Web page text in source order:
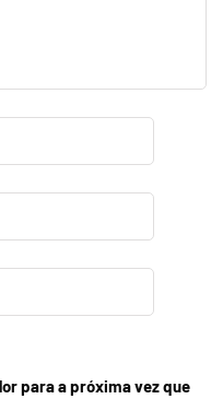
para a próxima vez que